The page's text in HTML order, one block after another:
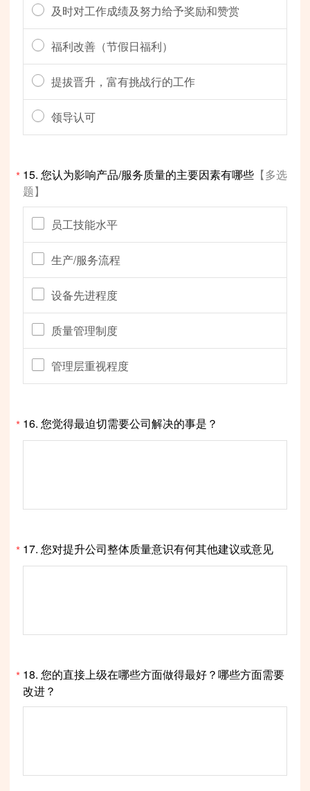
及时对工作成绩及努力给予奖励和赞赏
福利改善（节假日福利）
提拔晋升，富有挑战行的工作
领导认可
* 15. 您认为影响产品/服务质量的主要因素有哪些 【多选
题】
员工技能水平
生产/服务流程
设备先进程度
质量管理制度
管理层重视程度
* 16. 您觉得最迫切需要公司解决的事是？
* 17. 您对提升公司整体质量意识有何其他建议或意见
* 18. 您的直接上级在哪些方面做得最好？哪些方面需要
改进？